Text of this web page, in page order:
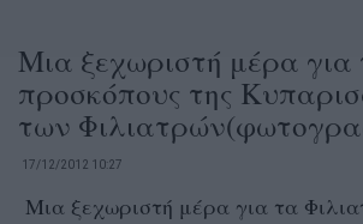
Μια ξεχωριστή μέρα για
προσκόπους της
των
17/12/2012 10:27
Μια ξεχωριστή μέρα για τα